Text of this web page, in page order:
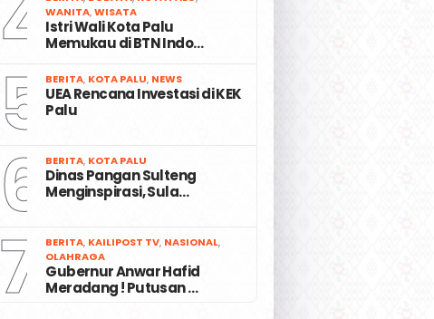
4WANITA,WISATA
Istri Wali Kota Palu
Memukau di BTN Indo…
5 BERITA, KOTA PALU, NEWS
UEA Rencana Investasi di KEK
Palu
6 BERITA, KOTA PALU
Dinas Pangan Sulteng
Menginspirasi, Sula…
7 BERITA, KAILIPOST TV, NASIONAL,
OLAHRAGA
Gubernur Anwar Hafid
Meradang ! Putusan …